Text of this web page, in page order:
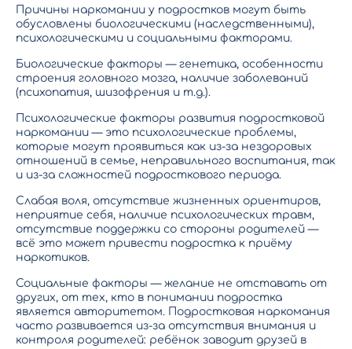
Причины наркомании у подростков могут быть
обусловлены биологическими (наследственными),
психологическими и социальными факторами.
Биологические факторы — генетика, особенности
строения головного мозга, наличие заболеваний
(психопатия, шизофрения и т.д.).
Психологические факторы развития подростковой
наркомании — это психологические проблемы,
которые могут проявиться как из-за нездоровых
отношений в семье, неправильного воспитания, так
и из-за сложностей подросткового периода.
Слабая воля, отсутствие жизненных ориентиров,
неприятие себя, наличие психологических травм,
отсутствие поддержки со стороны родителей —
всё это может привести подростка к приёму
наркотиков.
Социальные факторы — желание не отставать от
других, от тех, кто в понимании подростка
является авторитетом. Подростковая наркомания
часто развивается из-за отсутствия внимания и
контроля родителей: ребёнок заводит друзей в